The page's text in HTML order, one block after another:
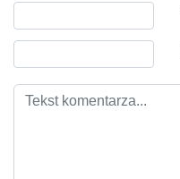
Tekst komentarza